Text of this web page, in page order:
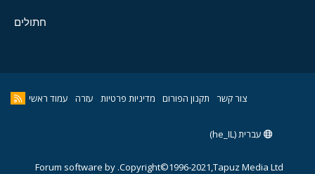
חתולים
צור קשר תקנון הפורום מדיניות פרטיות עזרה עמוד ראשי
עברית (he_IL)
Copyright©1996-2021,Tapuz Media Ltd.
Forum software by